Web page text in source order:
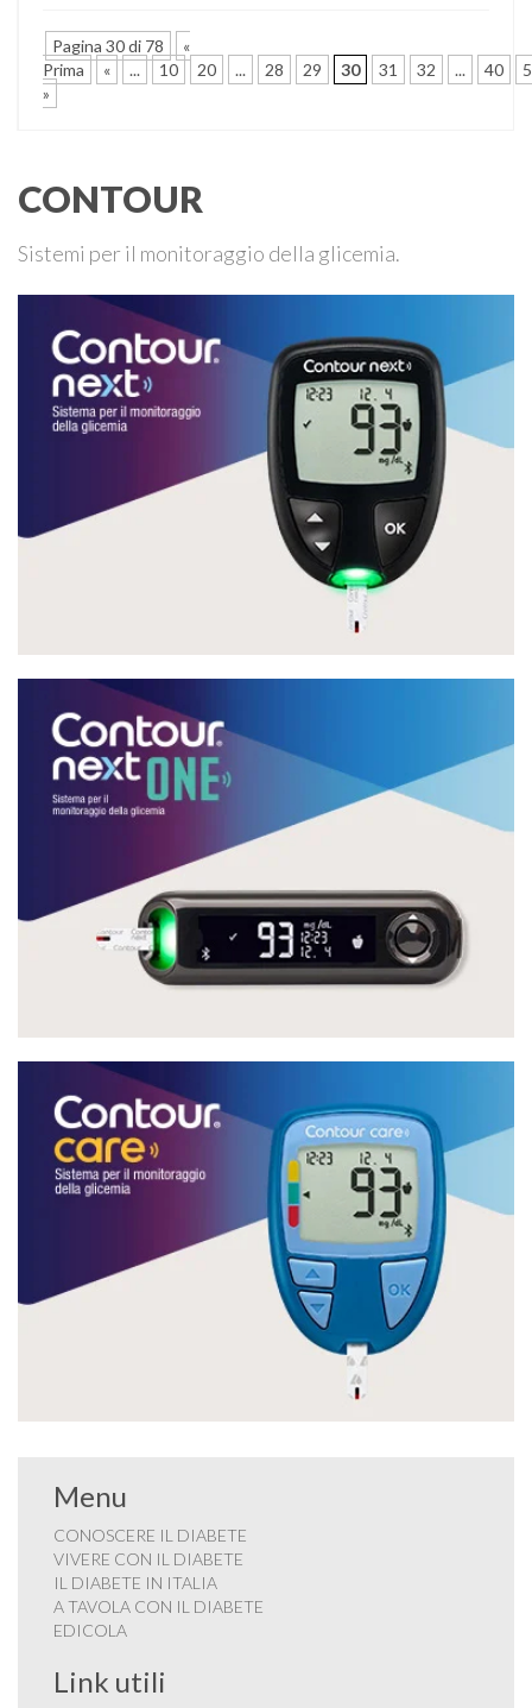
Pagina 30 di 78
«
Prima
« ... 10 20 ... 28 29 30 31 32 ... 40
»
CONTOUR
Sistemi per il monitoraggio della glicemia.
Menu
CONOSCERE IL DIABETE
VIVERE CON IL DIABETE
IL DIABETE IN ITALIA
A TAVOLA CON IL DIABETE
EDICOLA
Link utili